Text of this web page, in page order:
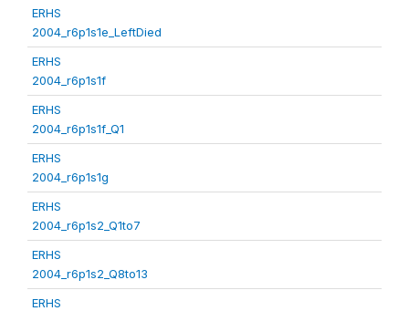
ERHS
2004_r6p1s1e_LeftDied
ERHS
2004_r6p1s1f
ERHS
2004_r6p1s1f_Q1
ERHS
2004_r6p1s1g
ERHS
2004_r6p1s2_Q1to7
ERHS
2004_r6p1s2_Q8to13
ERHS